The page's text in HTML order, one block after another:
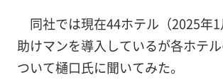
同社では現在44ホテル（2025年
助けマンを導入しているが各ホテ
ついて樋口氏に聞いてみた。